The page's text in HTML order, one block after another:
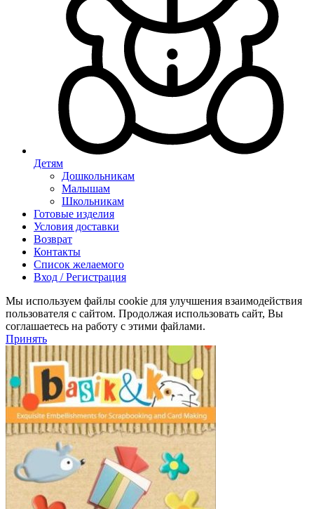
Детям
Дошкольникам
Малышам
Школьникам
Готовые изделия
Условия доставки
Возврат
Контакты
Список желаемого
Вход / Регистрация
Мы используем файлы cookie для улучшения взаимодействия
пользователя с сайтом. Продолжая использовать сайт, Вы
соглашаетесь на работу с этими файлами.
Принять